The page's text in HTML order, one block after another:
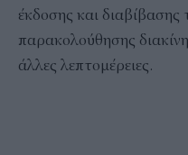
έκδοσης και
παρακολούθησης
άλλες λεπτομέρειες.